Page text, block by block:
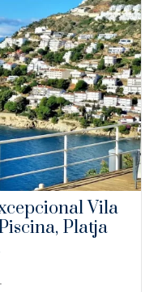
Vila
Platja